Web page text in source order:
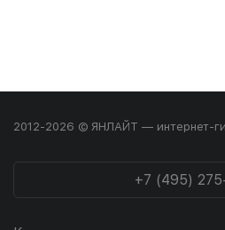
2012-2026 © ЯНЛАЙТ — интернет-
+7 (495)